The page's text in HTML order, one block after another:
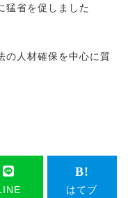
猛省を促しました
の人材確保を中心に質
はてブ